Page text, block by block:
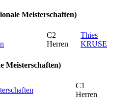
Meisterschaften)
C2
Herren
Thies
KRUSE
Meisterschaften)
C1
Herren